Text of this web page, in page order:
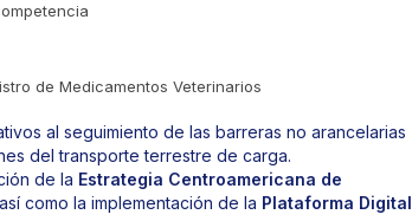
de Medicamentos Veterinarios
al seguimiento de las barreras no arancelarias
del transporte terrestre de carga.
de la Estrategia Centroamericana de
así como la implementación de la Plataforma Digital